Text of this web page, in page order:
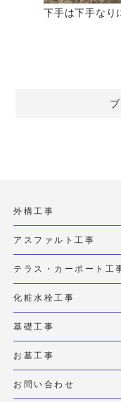
下手は下手なり
外構工事
アスファルト工事
テラス・カーポート工
化粧水栓工事
基礎工事
お墓工事
お問い合わせ